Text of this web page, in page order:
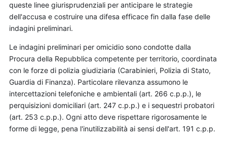
queste linee giurisprudenziali per anticipare le strategie
dell'accusa e costruire una difesa efficace fin dalla fase delle
indagini preliminari.
Le indagini preliminari per omicidio sono condotte dalla
Procura della Repubblica competente per territorio, coordinata
con le forze di polizia giudiziaria (Carabinieri, Polizia di Stato,
Guardia di Finanza). Particolare rilevanza assumono le
intercettazioni telefoniche e ambientali (art. 266 c.p.p.), le
perquisizioni domiciliari (art. 247 c.p.p.) e i sequestri probatori
(art. 253 c.p.p.). Ogni atto deve rispettare rigorosamente le
forme di legge, pena l'inutilizzabilità ai sensi dell'art. 191 c.p.p.